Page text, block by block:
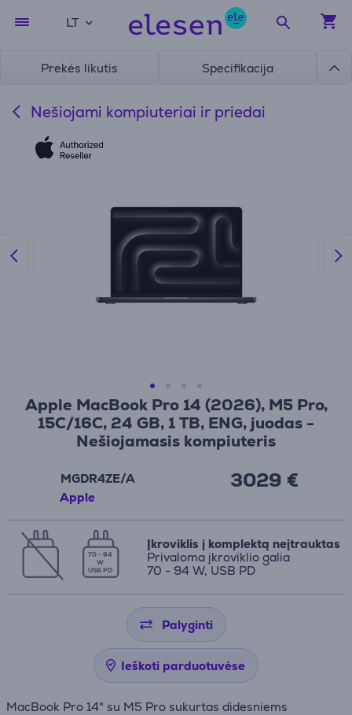
LT
Prekės likutis Specifikacija
Nešiojami kompiuteriai ir priedai
Apple MacBook Pro 14 (2026), M5 Pro,
15C/16C, 24 GB, 1 TB, ENG, juodas -
Nešiojamasis kompiuteris
MGDR4ZE/A
Apple
3029 €
70 - 94
W
USB PD
Įkroviklis į komplektą neįtrauktas
Privaloma įkroviklio galia
70 - 94 W, USB PD
Palyginti
Ieškoti parduotuvėse
MacBook Pro 14" su M5 Pro sukurtas didesniems